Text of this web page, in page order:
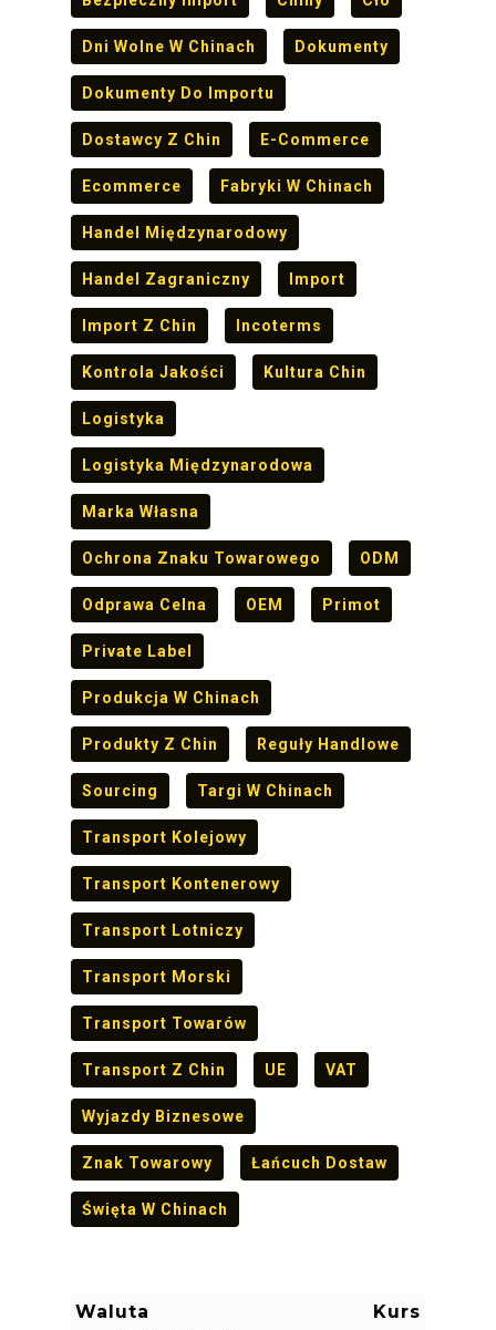
Dni Wolne W Chinach Dokumenty
Dokumenty Do Importu
Dostawcy Z Chin E-Commerce
Ecommerce Fabryki W Chinach
Handel Międzynarodowy
Handel Zagraniczny Import
Import Z Chin Incoterms
Kontrola Jakości Kultura Chin
Logistyka
Logistyka Międzynarodowa
Marka Własna
Ochrona Znaku Towarowego ODM
Odprawa Celna OEM Primot
Private Label
Produkcja W Chinach
Produkty Z Chin Reguły Handlowe
Sourcing Targi W Chinach
Transport Kolejowy
Transport Kontenerowy
Transport Lotniczy
Transport Morski
Transport Towarów
Transport Z Chin UE VAT
Wyjazdy Biznesowe
Znak Towarowy Łańcuch Dostaw
Święta W Chinach
Waluta
Kurs